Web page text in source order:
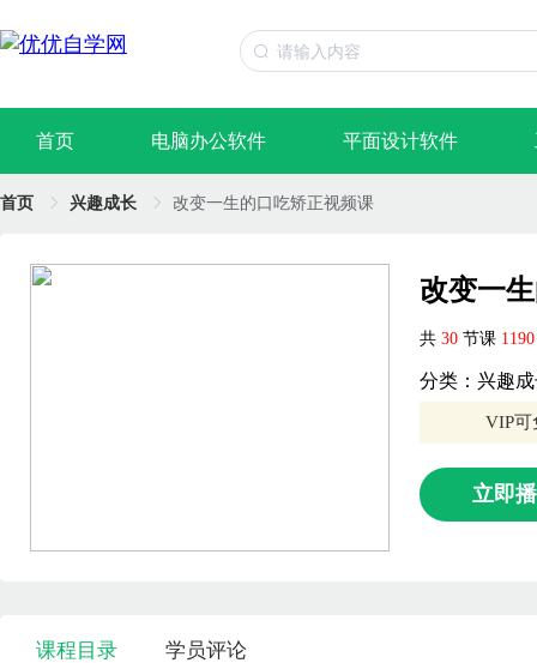
首页 电脑办公软件 平面设计软件
首页 兴趣成长 改变一生的口吃矫正视频课
改变一
共 30 节课
分类：兴趣
VIP可
立即
课程目录 学员评论